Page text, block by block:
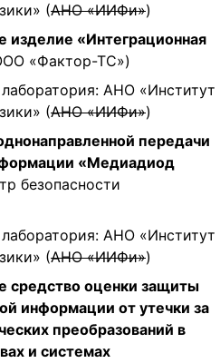
(АНО «ИИФи»)
изделие «Интеграционная
«Фактор-ТС»)
АНО «Институт
(АНО «ИИФи»)
передачи
«Медиадиод
безопасности
АНО «Институт
(АНО «ИИФи»)
средство оценки защиты
информации от утечки за
преобразований в
и системах